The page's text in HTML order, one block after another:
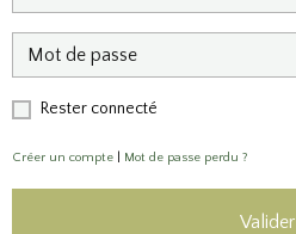
Rester connecté
Créer un compte Mot de passe perdu ?
Valider